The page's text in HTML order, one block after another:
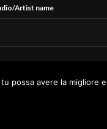
Artist name
possa avere la